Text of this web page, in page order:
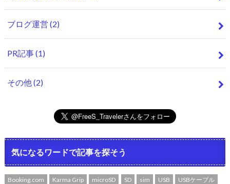
ブログ運営 (2)
PR記事(1)
その他 (2)
気になるワードで記事を探そう
Booking.com Karma Grip microSD SD sim USB
USBケーブル